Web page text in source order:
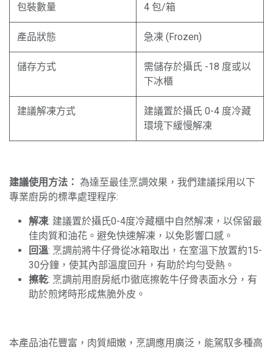
包裝數量 4 包/箱
產品狀態 急凍 (Frozen)
儲存方式
需儲存於攝氏 -18 度或以
下冰櫃
建議解凍方式
建議置於攝氏 0-4 度冷藏
環境下緩慢解凍
建議使用方法： 為達至最佳烹調效果，我們建議採用以下
專業廚房的標準處理程序:
解凍: 建議置於攝氏0-4度冷藏櫃中自然解凍，以保留最
佳肉質和油花。避免快速解凍，以免影響口感。
回溫: 烹調前將牛仔骨從冰箱取出，在室溫下放置約15-
30分鐘，使其內部溫度回升，有助於均勻受熱。
擦乾: 烹調前用廚房紙巾徹底擦乾牛仔骨表面水分，有
助於煎烤時形成焦脆外皮。
本產品油花豐富，肉質細嫩，烹調應用廣泛，能駕馭多種高